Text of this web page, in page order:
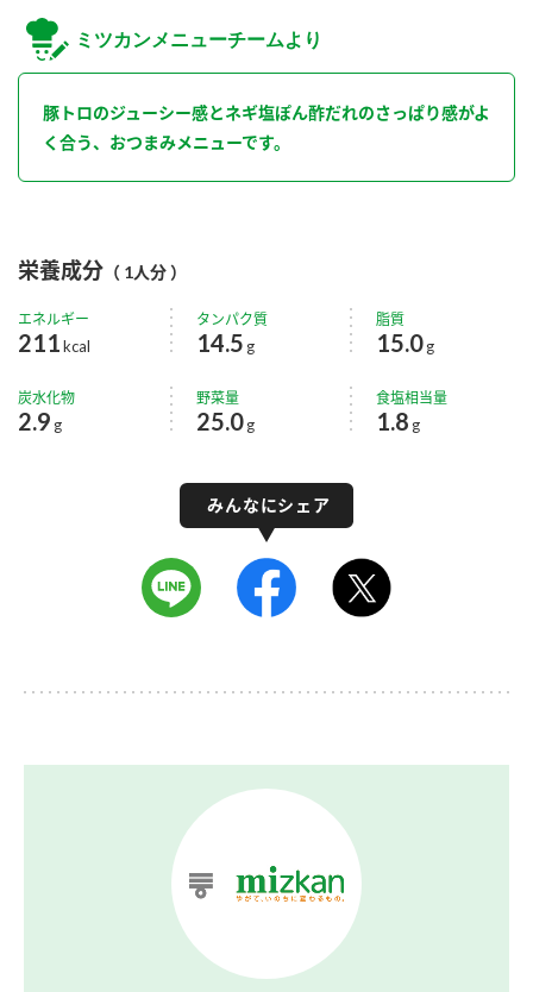
ミツカンメニューチームより
豚トロのジューシー感とネギ塩ぽん酢だれのさっぱり感がよ
く合う、おつまみメニューです。
栄養成分 （ 1人分 ）
エネルギー
211kcal
タンパク質
14.5 g
脂質
15.0 g
炭水化物
2.9 g
野菜量
25.0g
食塩相当量
1.8 g